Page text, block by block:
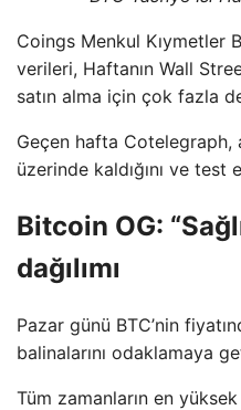
Coings Menkul Kıymetler
verileri, Haftanın Wall
satın alma için çok fazla
Geçen hafta Cotelegraph,
üzerinde kaldığını ve
Bitcoin OG:
dağılımı
Pazar günü BTC’nin
balinalarını odaklamaya
Tüm zamanların en